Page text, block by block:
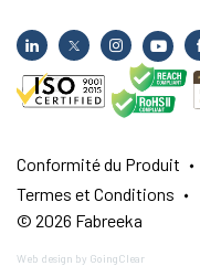
Conformité du Produit
Termes et Conditions
© 2026 Fabreeka
Web design by GoingClear